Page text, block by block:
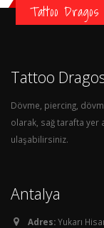
Tattoo Dragos
Tattoo
Dövme, piercing,
olarak, sağ tarafta yer
ulaşabilirsiniz.
Antalya
Adres:Yukarı